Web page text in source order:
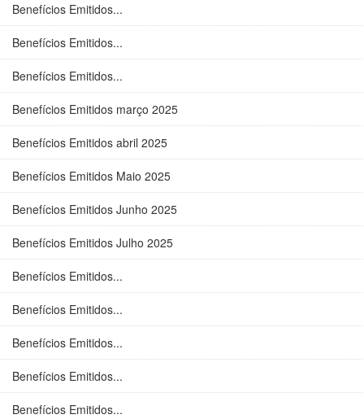
Benefícios Emitidos...
Benefícios Emitidos...
Benefícios Emitidos...
Benefícios Emitidos março 2025
Benefícios Emitidos abril 2025
Benefícios Emitidos Maio 2025
Benefícios Emitidos Junho 2025
Benefícios Emitidos Julho 2025
Benefícios Emitidos...
Benefícios Emitidos...
Benefícios Emitidos...
Benefícios Emitidos...
Benefícios Emitidos...